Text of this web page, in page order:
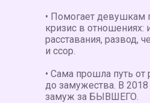
• Помогает девушкам
кризис в отношениях:
расставания, развод,
и ссор.
• Сама прошла путь от
до замужества. В
замуж за БЫВШЕГО.